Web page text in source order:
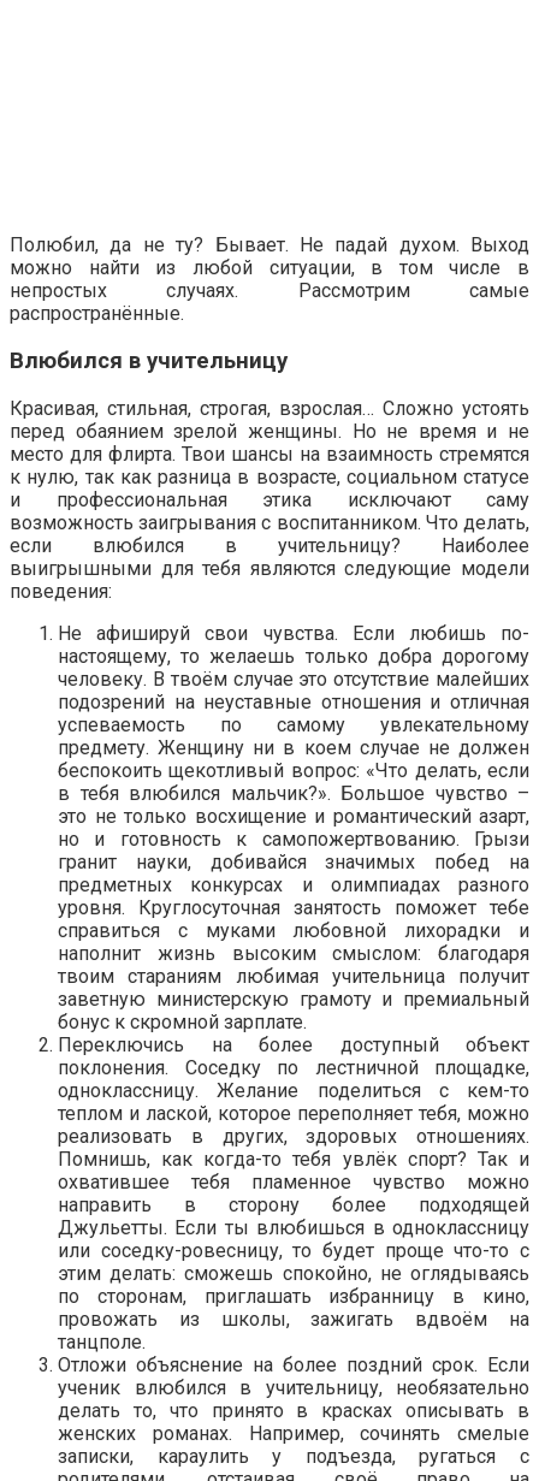
Полюбил, да не ту? Бывает. Не падай духом. Выход
можно найти из любой ситуации, в том числе в
непростых случаях. Рассмотрим самые
распространённые.
Влюбился в учительницу
Красивая, стильная, строгая, взрослая… Сложно устоять
перед обаянием зрелой женщины. Но не время и не
место для флирта. Твои шансы на взаимность стремятся
к нулю, так как разница в возрасте, социальном статусе
и профессиональная этика исключают саму
возможность заигрывания с воспитанником. Что делать,
если влюбился в учительницу? Наиболее
выигрышными для тебя являются следующие модели
поведения:
Не афишируй свои чувства. Если любишь по-
настоящему, то желаешь только добра дорогому
человеку. В твоём случае это отсутствие малейших
подозрений на неуставные отношения и отличная
успеваемость по самому увлекательному
предмету. Женщину ни в коем случае не должен
беспокоить щекотливый вопрос: «Что делать, если
в тебя влюбился мальчик?». Большое чувство –
это не только восхищение и романтический азарт,
но и готовность к самопожертвованию. Грызи
гранит науки, добивайся значимых побед на
предметных конкурсах и олимпиадах разного
уровня. Круглосуточная занятость поможет тебе
справиться с муками любовной лихорадки и
наполнит жизнь высоким смыслом: благодаря
твоим стараниям любимая учительница получит
заветную министерскую грамоту и премиальный
бонус к скромной зарплате.
Переключись на более доступный объект
поклонения. Соседку по лестничной площадке,
одноклассницу. Желание поделиться с кем-то
теплом и лаской, которое переполняет тебя, можно
реализовать в других, здоровых отношениях.
Помнишь, как когда-то тебя увлёк спорт? Так и
охватившее тебя пламенное чувство можно
направить в сторону более подходящей
Джульетты. Если ты влюбишься в одноклассницу
или соседку-ровесницу, то будет проще что-то с
этим делать: сможешь спокойно, не оглядываясь
по сторонам, приглашать избранницу в кино,
провожать из школы, зажигать вдвоём на
танцполе.
Отложи объяснение на более поздний срок. Если
ученик влюбился в учительницу, необязательно
делать то, что принято в красках описывать в
женских романах. Например, сочинять смелые
записки, караулить у подъезда, ругаться с